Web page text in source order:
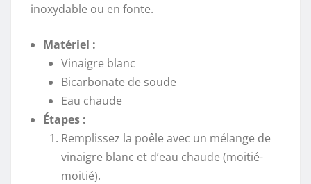
inoxydable ou en fonte.
Matériel :
Vinaigre blanc
Bicarbonate de soude
Eau chaude
Étapes :
Remplissez la poêle avec un mélange de
vinaigre blanc et d’eau chaude (moitié-
moitié).